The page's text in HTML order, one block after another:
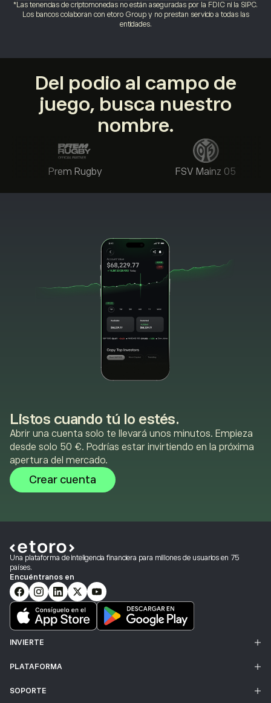
*Las tenencias de criptomonedas no están aseguradas por la FDIC ni la SIPC.
Los bancos colaboran con etoro Group y no prestan servicio a todas las
entidades.
Del podio al campo de
juego, busca nuestro
nombre.
Prem Rugby FSV Mainz 05
Listos cuando tú lo estés.
Abrir una cuenta solo te llevará unos minutos. Empieza
desde solo 50 €. Podrías estar invirtiendo en la próxima
apertura del mercado.
Crear cuenta
Una plataforma de inteligencia financiera para millones de usuarios en 75
países.
Encuéntranos en
INVIERTE
PLATAFORMA
SOPORTE